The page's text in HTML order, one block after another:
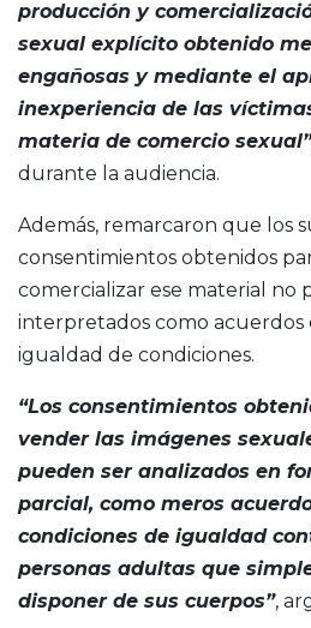
producción y
sexual explícito obtenido
engañosas y mediante el
inexperiencia de las
materia de comercio sexual”
durante la audiencia.
Además, remarcaron que los
consentimientos obtenidos
comercializar ese material no
interpretados como acuerdos
igualdad de condiciones.
“Los consentimientos
vender las imágenes
pueden ser analizados en
parcial, como meros
condiciones de igualdad
personas adultas que
disponer de sus cuerpos”,